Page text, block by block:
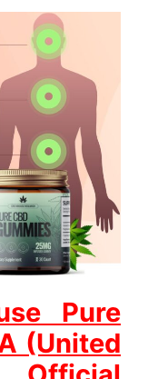
Pure
(United